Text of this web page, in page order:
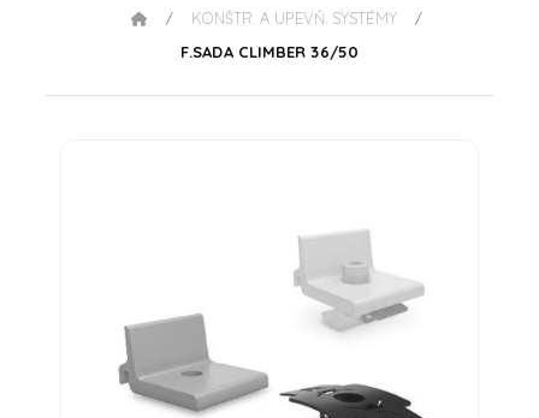
/ KONŠTR. A UPEVŇ. SYSTÉMY /
F.SADA CLIMBER 36/50